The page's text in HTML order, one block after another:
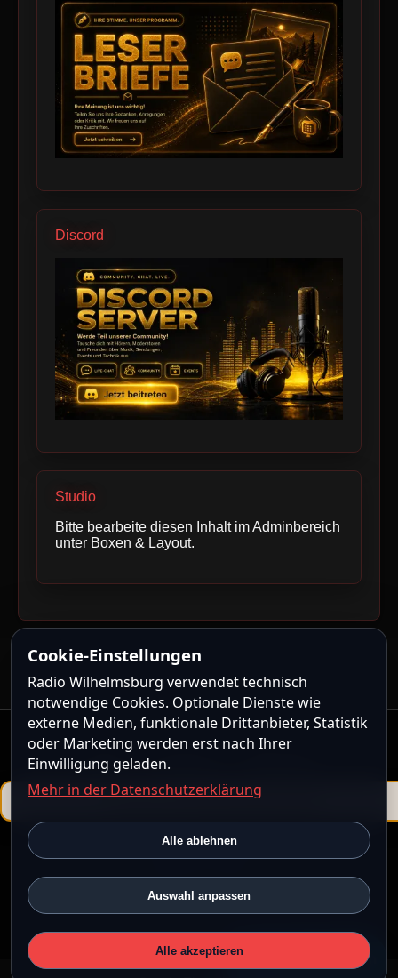
Discord
Studio
Bitte bearbeite diesen Inhalt im Adminbereich
unter Boxen & Layout.
Powered byShoutcastMedia CMS
ShoutcastMedia CMS steht unter der
Community License.
19:33 · UTC
💙
Radio unterstützen
Cookie-Einstellungen
Radio Wilhelmsburg verwendet technisch
notwendige Cookies. Optionale Dienste wie
externe Medien, funktionale Drittanbieter, Statistik
oder Marketing werden erst nach Ihrer
Einwilligung geladen.
Mehr in der Datenschutzerklärung
Alle ablehnen
Auswahl anpassen
Alle akzeptieren